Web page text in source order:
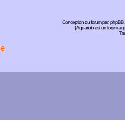
Conception du forum par:phpBB
| Aquariolo est un forum